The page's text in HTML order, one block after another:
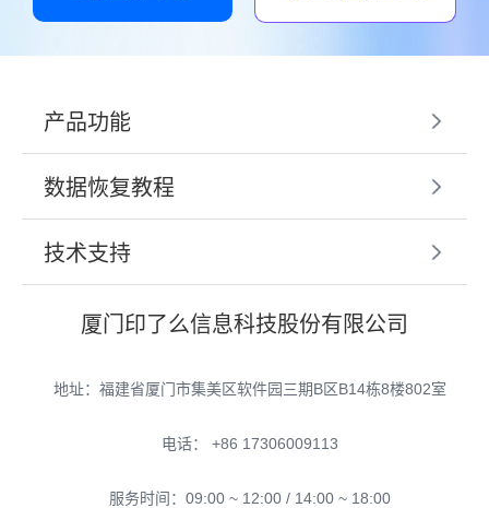
产品功能
数据恢复教程
技术支持
厦门印了么信息科技股份有限公司
地址：福建省厦门市集美区软件园三期B区B14栋8楼802室
电话： +86 17306009113
服务时间：09:00 ~ 12:00 / 14:00 ~ 18:00